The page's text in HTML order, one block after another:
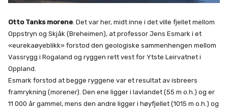
Otto Tanks morene. Det var her, midt inne i det ville fjellet mellom
Oppstryn og Skjåk (Breheimen), at professor Jens Esmark i et
«eurekaøyeblikk» forstod den geologiske sammenhengen mellom
Vassrygg i Rogaland og ryggen rett vest for Ytste Leirvatnet i
Oppland.
Esmark forstod at begge ryggene var et resultat av isbreers
framrykning (morener). Den ene ligger i lavlandet (55 m o.h.) og er
11 000 år gammel, mens den andre ligger i høyfjellet (1015 m o.h.) og